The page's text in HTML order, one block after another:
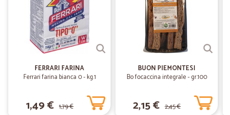
FERRARI FARINA
Ferrari farina bianca 0 - kg.1
1,49 € 1,79 €
BUON PIEMONTESI
Bo focaccina integrale - gr.100
2,15 € 2,45 €